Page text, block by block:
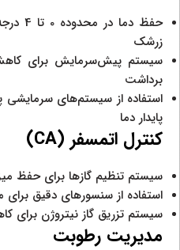
حفظ
زرشک
سیستم پیش‌سرمایش برای
برداشت
استفاده از سیستم‌های سرمایشی
پایدار دما
کنترل اتمسفر (CA
)
سیستم تنظیم گازها برای حفظ
استفاده از سنسورهای دقیق برای
سیستم تزریق گاز نیتروژن
مدیریت رطوبت